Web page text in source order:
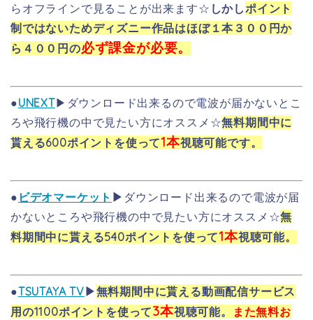
らオフラインで見ることが出来ます☆ しかしポイント
制ではないためディズニー作品はほぼ１本３００円か
ら４００円の必ず課金が必要。
●UNEXT▶ダウンロード出来るので電波が届かないとこ
ろや飛行機の中で見たい方にオススメ☆無料期間中に
貰える600ポイントを使って1本視聴可能です。
● ビデオマーケット ▶ ダウンロード出来るので電波が届
かないところや飛行機の中で見たい方にオススメ☆無
料期間中に貰える540ポイントを使って1本視聴可能。
●TSUTAYA TV▶無料期間中に貰える動画配信サービス
用の1100ポイントを使って3本視聴可能。
また無料お